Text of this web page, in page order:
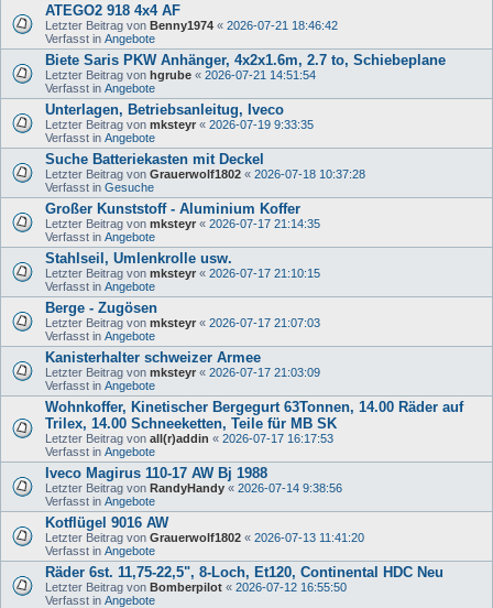
ATEGO2 918 4x4 AF
Letzter Beitrag von Benny1974 « 2026-07-21 18:46:42
Verfasst in Angebote
Biete Saris PKW Anhänger, 4x2x1.6m, 2.7 to, Schiebeplane
Letzter Beitrag von hgrube « 2026-07-21 14:51:54
Verfasst in Angebote
Unterlagen, Betriebsanleitug, Iveco
Letzter Beitrag von mksteyr « 2026-07-19 9:33:35
Verfasst in Angebote
Suche Batteriekasten mit Deckel
Letzter Beitrag von Grauerwolf1802 « 2026-07-18 10:37:28
Verfasst in Gesuche
Großer Kunststoff - Aluminium Koffer
Letzter Beitrag von mksteyr « 2026-07-17 21:14:35
Verfasst in Angebote
Stahlseil, Umlenkrolle usw.
Letzter Beitrag von mksteyr « 2026-07-17 21:10:15
Verfasst in Angebote
Berge - Zugösen
Letzter Beitrag von mksteyr « 2026-07-17 21:07:03
Verfasst in Angebote
Kanisterhalter schweizer Armee
Letzter Beitrag von mksteyr « 2026-07-17 21:03:09
Verfasst in Angebote
Wohnkoffer, Kinetischer Bergegurt 63Tonnen, 14.00 Räder auf
Trilex, 14.00 Schneeketten, Teile für MB SK
Letzter Beitrag von all(r)addin « 2026-07-17 16:17:53
Verfasst in Angebote
Iveco Magirus 110-17 AW Bj 1988
Letzter Beitrag von RandyHandy « 2026-07-14 9:38:56
Verfasst in Angebote
Kotflügel 9016 AW
Letzter Beitrag von Grauerwolf1802 « 2026-07-13 11:41:20
Verfasst in Angebote
Räder 6st. 11,75-22,5", 8-Loch, Et120, Continental HDC Neu
Letzter Beitrag von Bomberpilot « 2026-07-12 16:55:50
Verfasst in Angebote